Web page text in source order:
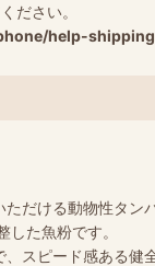
ださい。
help-shipping
だける動物性タン
した魚粉です。
、スピード感ある健